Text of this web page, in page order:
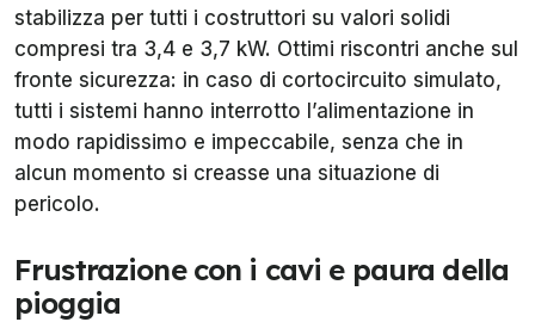
stabilizza per tutti i costruttori su valori solidi
compresi tra 3,4 e 3,7 kW. Ottimi riscontri anche sul
fronte sicurezza: in caso di cortocircuito simulato,
tutti i sistemi hanno interrotto l’alimentazione in
modo rapidissimo e impeccabile, senza che in
alcun momento si creasse una situazione di
pericolo.
Frustrazione con i cavi e paura della
pioggia